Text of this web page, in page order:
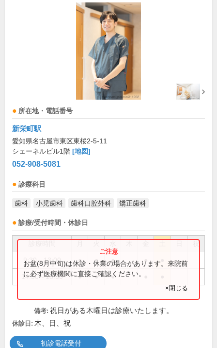
所在地・電話番号
新栄町駅
愛知県名古屋市東区東桜2-5-11
シェーネルビル1階 [地図]
052-908-5081
診療科目
歯科 小児歯科 歯科口腔外科 矯正歯科
診療/受付時間・休診日
祝
9:30～13:00 ● ● ● ●
14:30～18:30 ● ● ●
お盆(8月中旬)は休診・休業の場合があります。来院前
に必ず医療機関に直接ご確認ください。
×閉じる
備考: 祝日がある木曜日は診療いたします。
休診日: 木、日、祝
初診電話受付